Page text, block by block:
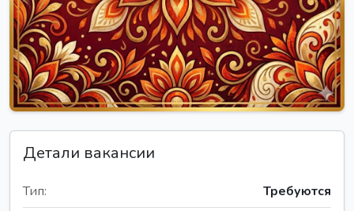
Детали вакансии
Тип:
Требуются